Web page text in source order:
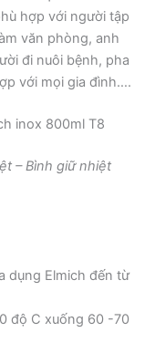
hợp với người tập
văn phòng, anh
đi nuôi bệnh, pha
với mọi gia đình….
inox 800ml T8
– Bình giữ nhiệt
dụng Elmich đến từ
độ C xuống 60 -70